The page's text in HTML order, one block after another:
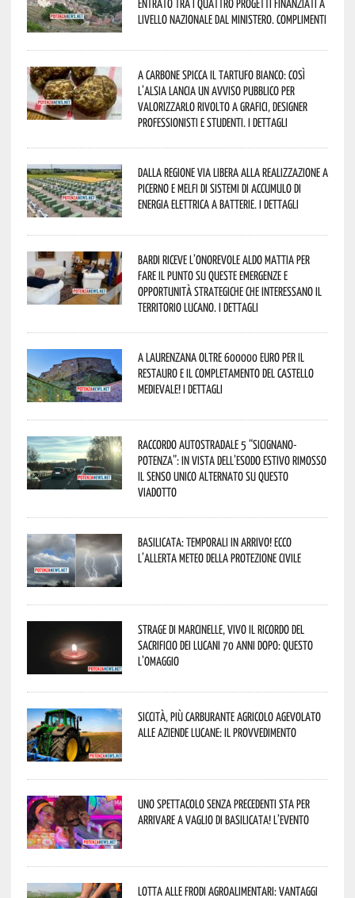
entrato tra i quattro progetti finanziati a
livello nazionale dal Ministero. Complimenti
A Carbone spicca il tartufo bianco: così
l’Alsia lancia un avviso pubblico per
valorizzarlo rivolto a grafici, designer
professionisti e studenti. I dettagli
Dalla Regione via libera alla realizzazione a
Picerno e Melfi di sistemi di accumulo di
energia elettrica a batterie. I dettagli
Bardi riceve l’onorevole Aldo Mattia per
fare il punto su queste emergenze e
opportunità strategiche che interessano il
territorio lucano. I dettagli
A Laurenzana oltre 600000 euro per il
restauro e il completamento del Castello
Medievale! I dettagli
Raccordo Autostradale 5 “Sicignano-
Potenza”: in vista dell’esodo estivo rimosso
il senso unico alternato su questo
viadotto
Basilicata: temporali in arrivo! Ecco
l’allerta meteo della Protezione civile
Strage di Marcinelle, vivo il ricordo del
sacrificio dei lucani 70 anni dopo: questo
l’omaggio
Siccità, più carburante agricolo agevolato
alle aziende lucane: il provvedimento
Uno spettacolo senza precedenti sta per
arrivare a Vaglio di Basilicata! L’evento
Lotta alle frodi agroalimentari: vantaggi